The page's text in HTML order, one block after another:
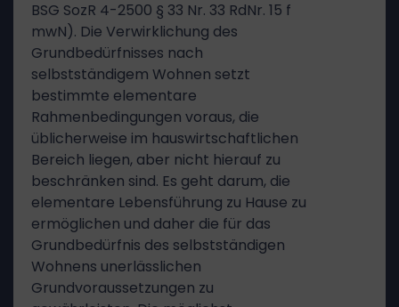
BSG SozR 4-2500 § 33 Nr. 33 RdNr. 15 f
mwN). Die Verwirklichung des
Grundbedürfnisses nach
selbstständigem Wohnen setzt
bestimmte elementare
Rahmenbedingungen voraus, die
üblicherweise im hauswirtschaftlichen
Bereich liegen, aber nicht hierauf zu
beschränken sind. Es geht darum, die
elementare Lebensführung zu Hause zu
ermöglichen und daher die für das
Grundbedürfnis des selbstständigen
Wohnens unerlässlichen
Grundvoraussetzungen zu